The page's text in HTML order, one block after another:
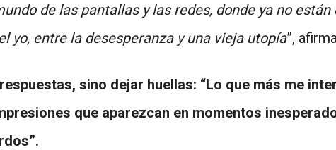
de las pantallas y las redes, donde ya no
yo, entre la desesperanza y una vieja utopía”,
sino dejar huellas: “Lo que más me
que aparezcan en momentos